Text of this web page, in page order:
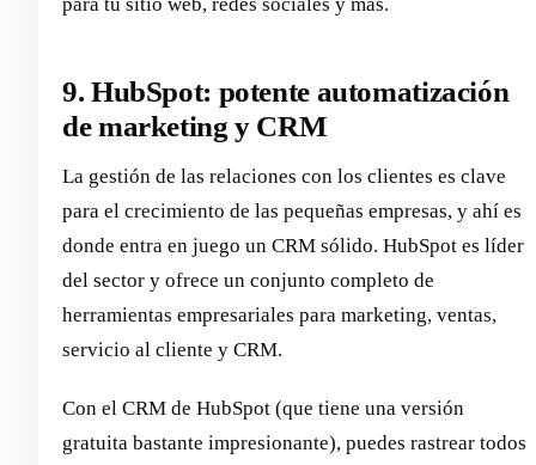
9. HubSpot: potente automatización
de marketing y CRM
La gestión de las relaciones con los clientes es clave
para el crecimiento de las pequeñas empresas, y ahí es
donde entra en juego un CRM sólido. HubSpot es líder
del sector y ofrece un conjunto completo de
herramientas empresariales para marketing, ventas,
servicio al cliente y CRM.
Con el CRM de HubSpot (que tiene una versión
gratuita bastante impresionante), puedes rastrear todos